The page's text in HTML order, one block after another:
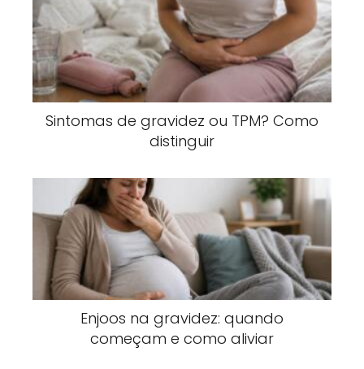
Sintomas de gravidez ou TPM? Como
distinguir
Enjoos na gravidez: quando
começam e como aliviar